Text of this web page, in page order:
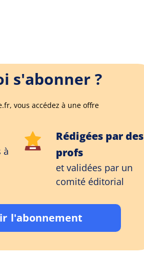
s'abonner ?
vous accédez à une offre
à
Rédigées par des
profs
et validées par un
comité éditorial
l'abonnement